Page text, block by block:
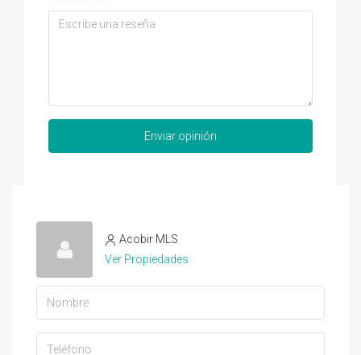
Enviar opinión
Acobir MLS
Ver Propiedades